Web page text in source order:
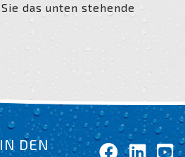
das unten stehende
DEN